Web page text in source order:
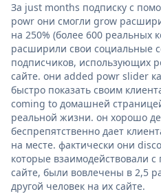
За just months подписку с
powr они смогли grow
на 250% (более 600 реальных
расширили свои социальные
подписчиков, использующих
сайте. они added powr slider
быстро показать своим
coming to домашней
реальной жизни. он хорошо
беспрепятственно дает
на месте. фактически они
которые взаимодействовали
сайте, были вовлечены в 2,5
другой человек на их сайте.